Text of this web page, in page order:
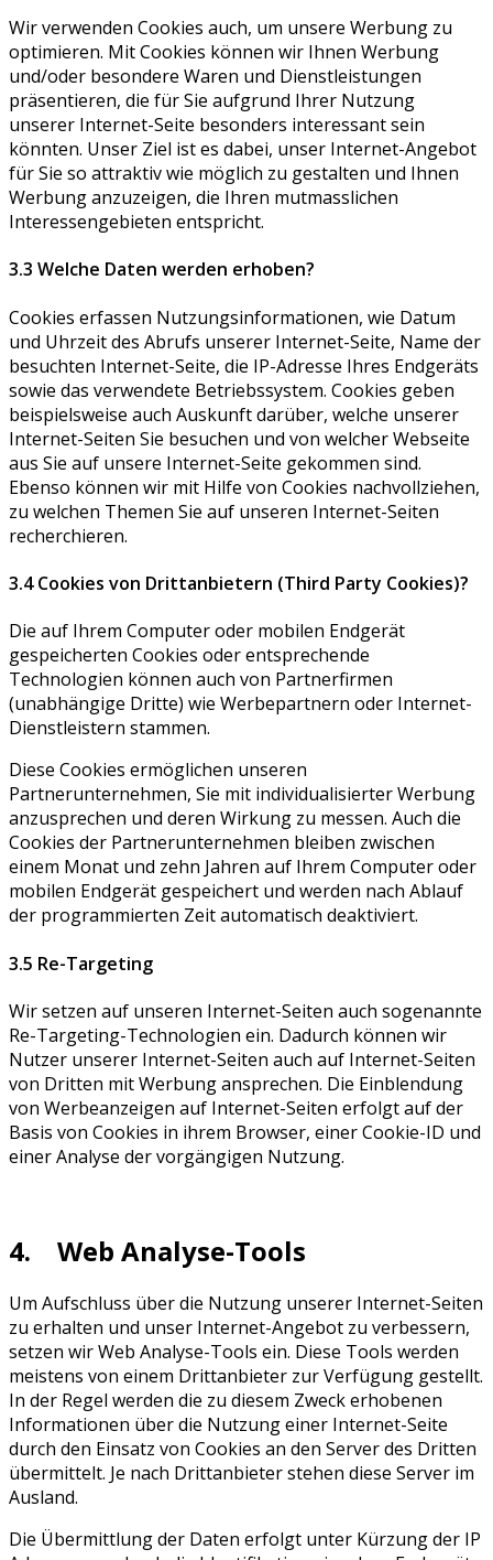
Wir verwenden Cookies auch, um unsere Werbung zu
optimieren. Mit Cookies können wir Ihnen Werbung
und/oder besondere Waren und Dienstleistungen
präsentieren, die für Sie aufgrund Ihrer Nutzung
unserer Internet-Seite besonders interessant sein
könnten. Unser Ziel ist es dabei, unser Internet-Angebot
für Sie so attraktiv wie möglich zu gestalten und Ihnen
Werbung anzuzeigen, die Ihren mutmasslichen
Interessengebieten entspricht.
3.3 Welche Daten werden erhoben?
Cookies erfassen Nutzungsinformationen, wie Datum
und Uhrzeit des Abrufs unserer Internet-Seite, Name der
besuchten Internet-Seite, die IP-Adresse Ihres Endgeräts
sowie das verwendete Betriebssystem. Cookies geben
beispielsweise auch Auskunft darüber, welche unserer
Internet-Seiten Sie besuchen und von welcher Webseite
aus Sie auf unsere Internet-Seite gekommen sind.
Ebenso können wir mit Hilfe von Cookies nachvollziehen,
zu welchen Themen Sie auf unseren Internet-Seiten
recherchieren.
3.4 Cookies von Drittanbietern (Third Party Cookies)?
Die auf Ihrem Computer oder mobilen Endgerät
gespeicherten Cookies oder entsprechende
Technologien können auch von Partnerfirmen
(unabhängige Dritte) wie Werbepartnern oder Internet-
Dienstleistern stammen.
Diese Cookies ermöglichen unseren
Partnerunternehmen, Sie mit individualisierter Werbung
anzusprechen und deren Wirkung zu messen. Auch die
Cookies der Partnerunternehmen bleiben zwischen
einem Monat und zehn Jahren auf Ihrem Computer oder
mobilen Endgerät gespeichert und werden nach Ablauf
der programmierten Zeit automatisch deaktiviert.
3.5 Re-Targeting
Wir setzen auf unseren Internet-Seiten auch sogenannte
Re-Targeting-Technologien ein. Dadurch können wir
Nutzer unserer Internet-Seiten auch auf Internet-Seiten
von Dritten mit Werbung ansprechen. Die Einblendung
von Werbeanzeigen auf Internet-Seiten erfolgt auf der
Basis von Cookies in ihrem Browser, einer Cookie-ID und
einer Analyse der vorgängigen Nutzung.
4. Web Analyse-Tools
Um Aufschluss über die Nutzung unserer Internet-Seiten
zu erhalten und unser Internet-Angebot zu verbessern,
setzen wir Web Analyse-Tools ein. Diese Tools werden
meistens von einem Drittanbieter zur Verfügung gestellt.
In der Regel werden die zu diesem Zweck erhobenen
Informationen über die Nutzung einer Internet-Seite
durch den Einsatz von Cookies an den Server des Dritten
übermittelt. Je nach Drittanbieter stehen diese Server im
Ausland.
Die Übermittlung der Daten erfolgt unter Kürzung der IP